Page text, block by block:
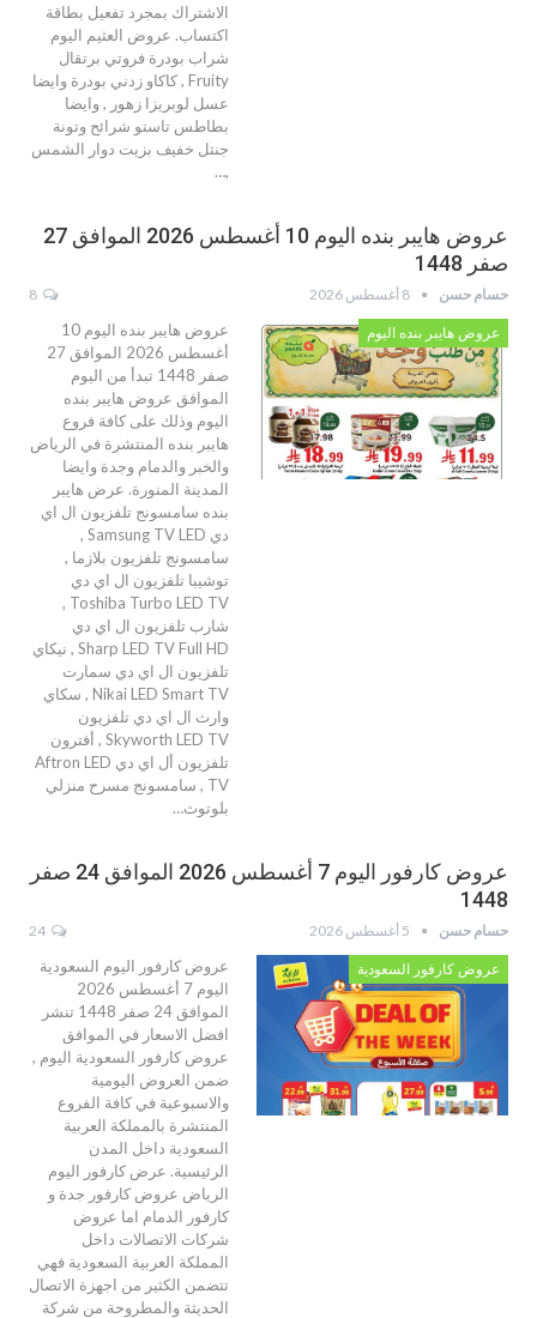
الاشتراك بمجرد تفعيل بطاقة
اكتساب. عروض العثيم اليوم
شراب بودرة فروتي برتقال
Fruity , كاكاو زدني بودرة وايضا
عسل لوبريزا زهور , وايضا
بطاطس تاستو شرائح وتونة
جنتل خفيف بزيت دوار الشمس
,…
عروض هايبر بنده اليوم 10 أغسطس 2026 الموافق 27
صفر 1448
حسام حسن 8 أغسطس 2026
عروض هايبر بنده اليوم
عروض هايبر بنده اليوم 10
أغسطس 2026 الموافق 27
صفر 1448 تبدأ من اليوم
الموافق عروض هايبر بنده
اليوم وذلك على كافة فروع
هايبر بنده المنتشرة في الرياض
والخبر والدمام وجدة وايضا
المدينة المنورة. عرض هايبر
بنده سامسونج تلفزيون ال اي
دي Samsung TV LED ,
سامسونج تلفزيون بلازما ,
توشيبا تلفزيون ال اي دي
Toshiba Turbo LED TV ,
شارب تلفزيون ال اي دي
Sharp LED TV Full HD , نيكاي
تلفزيون ال اي دي سمارت
Nikai LED Smart TV , سكاي
وارث ال اي دي تلفزيون
Skyworth LED TV , أفترون
تلفزيون أل اي دي Aftron LED
TV , سامسونج مسرح منزلي
بلوتوث…
عروض كارفور اليوم 7 أغسطس 2026 الموافق 24 صفر
1448
حسام حسن 5 أغسطس 2026
عروض كارفور السعودية
عروض كارفور اليوم السعودية
اليوم 7 أغسطس 2026
الموافق 24 صفر 1448 تنشر
افضل الاسعار في الموافق
عروض كارفور السعودية اليوم ,
ضمن العروض اليومية
والاسبوعية في كافة الفروع
المنتشرة بالمملكة العربية
السعودية داخل المدن
الرئيسية. عرض كارفور اليوم
الرياض عروض كارفور جدة و
كارفور الدمام اما عروض
شركات الاتصالات داخل
المملكة العربية السعودية فهي
تتضمن الكثير من اجهزة الاتصال
الحديثة والمطروحة من شركة